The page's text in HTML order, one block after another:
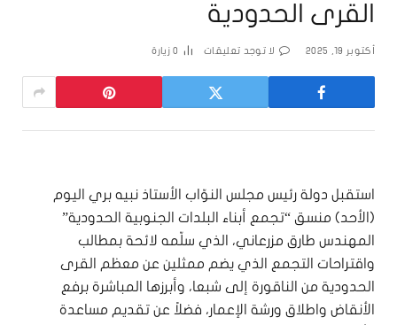
القرى الحدودية
أكتوبر 19, 2025 لا توجد تعليقات 0 زيارة
استقبل دولة رئيس مجلس النوّاب الأستاذ نبيه بري اليوم
(الأحد) منسق “تجمع أبناء البلدات الجنوبية الحدودية”
المهندس طارق مزرعاني، الذي سلّمه لائحة بمطالب
واقتراحات التجمع الذي يضم ممثلين عن معظم القرى
الحدودية من الناقورة إلى شبعا، وأبرزها المباشرة برفع
الأنقاض واطلاق ورشة الإعمار، فضلاً عن تقديم مساعدة